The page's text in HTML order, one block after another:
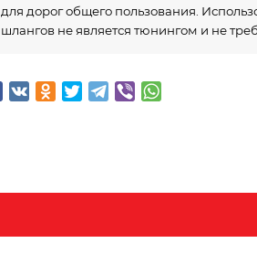
для дорог общего пользования.
шлангов не является тюнингом и не